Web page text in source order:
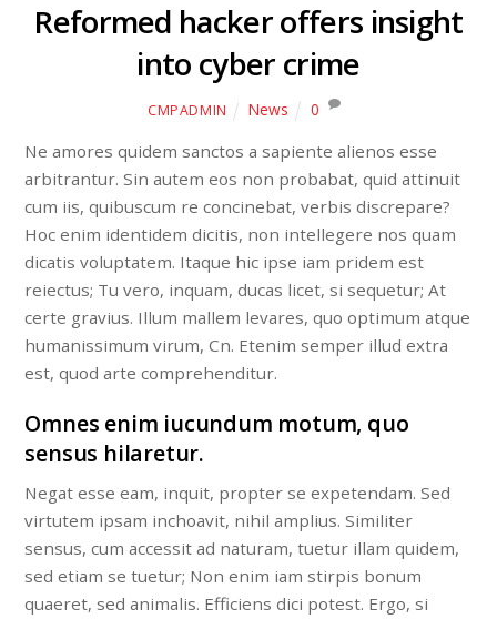
Reformed hacker offers insight
into cyber crime
CMPADMIN News 0
Ne amores quidem sanctos a sapiente alienos esse
arbitrantur. Sin autem eos non probabat, quid attinuit
cum iis, quibuscum re concinebat, verbis discrepare?
Hoc enim identidem dicitis, non intellegere nos quam
dicatis voluptatem. Itaque hic ipse iam pridem est
reiectus; Tu vero, inquam, ducas licet, si sequetur; At
certe gravius. Illum mallem levares, quo optimum atque
humanissimum virum, Cn. Etenim semper illud extra
est, quod arte comprehenditur.
Omnes enim iucundum motum, quo
sensus hilaretur.
Negat esse eam, inquit, propter se expetendam. Sed
virtutem ipsam inchoavit, nihil amplius. Similiter
sensus, cum accessit ad naturam, tuetur illam quidem,
sed etiam se tuetur; Non enim iam stirpis bonum
quaeret, sed animalis. Efficiens dici potest. Ergo, si